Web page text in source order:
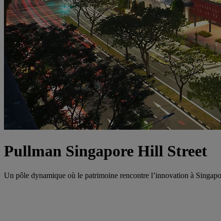
Pullman Singapore Hill Street
Un pôle dynamique où le patrimoine rencontre l’innovation à